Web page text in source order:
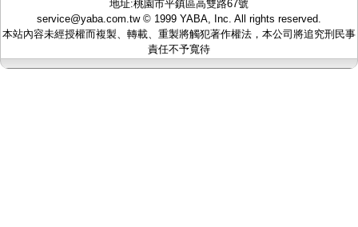
線頭.插座.延長線.HDMI線
集線盒.防水盒.配線盒
變壓器.避雷器
轉接頭
偽裝嚇阻假監視器. 警示防盜貼紙
地址:桃園市平鎮區高雙路67號
service@yaba.com.tw© 1999 YABA, Inc. All rights reserved.
本站內容未經授權而複製、轉載、重製將觸犯著作權法，本公司將追究刑民事
責任不予寬待